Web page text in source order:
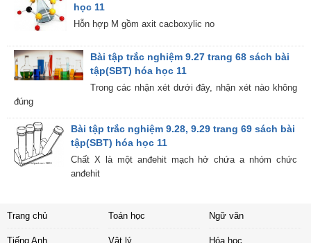
học 11
Hỗn hợp M gồm axit cacboxylic no
Bài tập trắc nghiệm 9.27 trang 68 sách bài
tập(SBT) hóa học 11
Trong các nhận xét dưới đây, nhận xét nào không
đúng
Bài tập trắc nghiệm 9.28, 9.29 trang 69 sách bài
tập(SBT) hóa học 11
Chất X là một anđehit mạch hở chứa a nhóm chức
anđehit
Trang chủ Toán học Ngữ văn
Tiếng Anh Vật lý Hóa học